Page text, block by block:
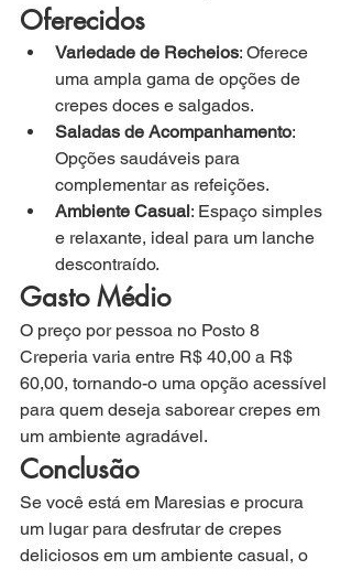
Oferecidos
Variedade de Recheios: Oferece
uma ampla gama de opções de
crepes doces e salgados.
Saladas de Acompanhamento:
Opções saudáveis para
complementar as refeições.
Ambiente Casual: Espaço simples
e relaxante, ideal para um lanche
descontraído.
Gasto Médio
O preço por pessoa no Posto 8
Creperia varia entre R$ 40,00 a R$
60,00, tornando-o uma opção acessível
para quem deseja saborear crepes em
um ambiente agradável.
Conclusão
Se você está em Maresias e procura
um lugar para desfrutar de crepes
deliciosos em um ambiente casual, o